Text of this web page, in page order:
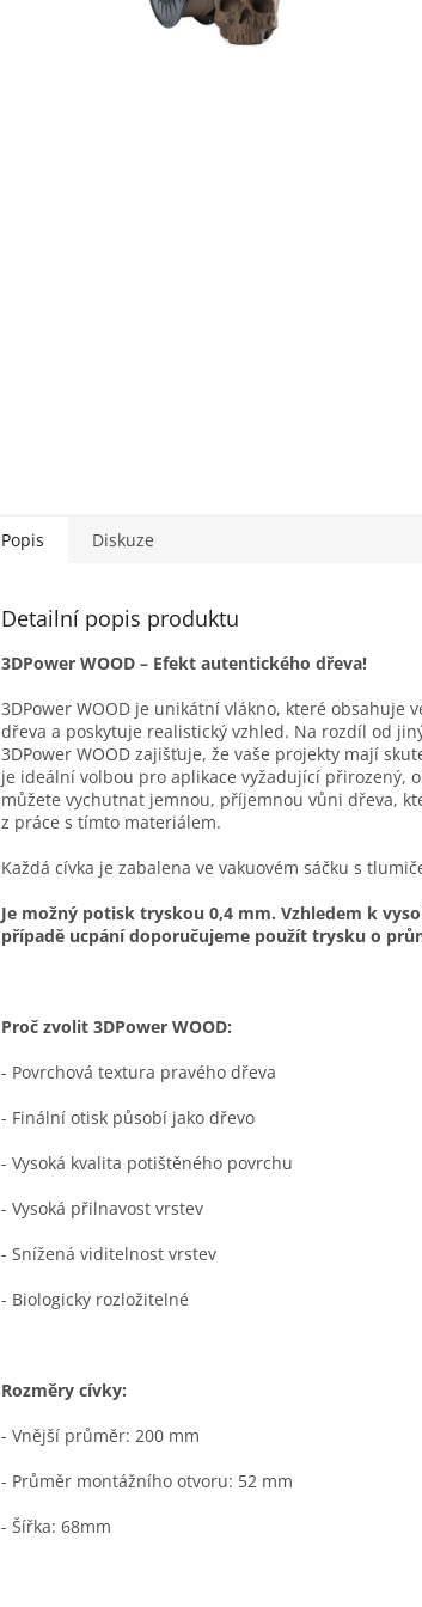
Popis Diskuze
Detailní popis produktu
3DPower WOOD – Efekt autentického dřeva!
3DPower WOOD je unikátní vlákno, které obsahuje
dřeva a poskytuje realistický vzhled. Na rozdíl od
3DPower WOOD zajišťuje, že vaše projekty mají
je ideální volbou pro aplikace vyžadující přirozený,
můžete vychutnat jemnou, příjemnou vůni dřeva,
z práce s tímto materiálem.
Každá cívka je zabalena ve vakuovém sáčku s
Je možný potisk tryskou 0,4 mm. Vzhledem k
případě ucpání doporučujeme použít trysku o
Proč zvolit 3DPower WOOD:
- Povrchová textura pravého dřeva
- Finální otisk působí jako dřevo
- Vysoká kvalita potištěného povrchu
- Vysoká přilnavost vrstev
- Snížená viditelnost vrstev
- Biologicky rozložitelné
Rozměry cívky:
- Vnější průměr: 200 mm
- Průměr montážního otvoru: 52 mm
- Šířka: 68mm